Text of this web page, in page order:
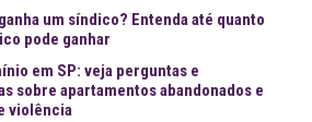
um síndico? Entenda até quanto
pode ganhar
em SP: veja perguntas e
sobre apartamentos abandonados e
violência